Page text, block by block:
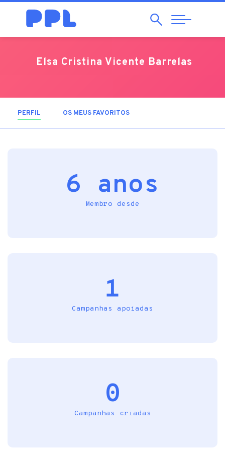
Pesquisar
Abrir
Navegação
Elsa Cristina Vicente Barrelas
PERFIL (SEPARADOR ATIVO)
OS MEUS FAVORITOS
6 anos
Membro desde
1
Campanhas apoiadas
0
Campanhas criadas